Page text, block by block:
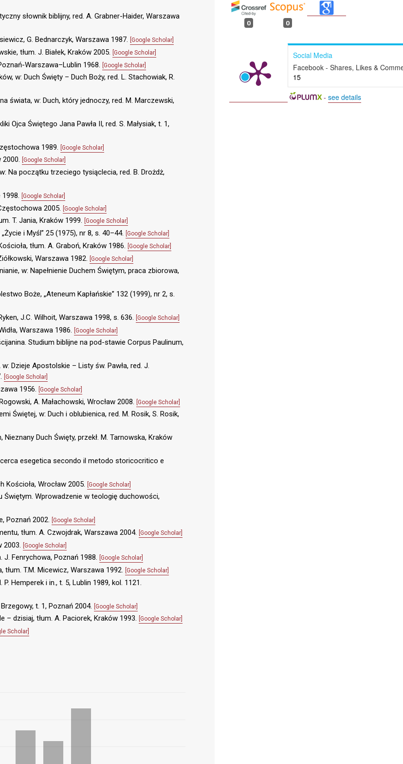
słownik biblijny, red. A. Grabner-Haider, Warszawa
G. Bednarczyk, Warszawa 1987. [Google Scholar]
tłum. J. Białek, Kraków 2005. [Google Scholar]
Warszawa–Lublin 1968. [Google Scholar]
w: Duch Święty – Duch Boży, red. L. Stachowiak, R.
świata, w: Duch, który jednoczy, red. M. Marczewski,
Ojca Świętego Jana Pawła II, red. S. Małysiak, t. 1,
1989. [Google Scholar]
2000. [Google Scholar]
Na początku trzeciego tysiąclecia, red. B. Drożdż,
[Google Scholar]
2005. [Google Scholar]
T. Jania, Kraków 1999. [Google Scholar]
i Myśl” 25 (1975), nr 8, s. 40–44. [Google Scholar]
tłum. A. Graboń, Kraków 1986. [Google Scholar]
Warszawa 1982. [Google Scholar]
w: Napełnienie Duchem Świętym, praca zbiorowa,
Boże, „Ateneum Kapłańskie” 132 (1999), nr 2, s.
J.C. Wilhoit, Warszawa 1998, s. 636. [Google Scholar]
Warszawa 1986. [Google Scholar]
Studium biblijne na pod-stawie Corpus Paulinum,
Dzieje Apostolskie – Listy św. Pawła, red. J.
[Google Scholar]
1956. [Google Scholar]
A. Małachowski, Wrocław 2008. [Google Scholar]
Świętej, w: Duch i oblubienica, red. M. Rosik, S. Rosik,
Duch Święty, przekł. M. Tarnowska, Kraków
esegetica secondo il metodo storicocritico e
Wrocław 2005. [Google Scholar]
Świętym. Wprowadzenie w teologię duchowości,
Poznań 2002. [Google Scholar]
tłum. A. Czwojdrak, Warszawa 2004. [Google Scholar]
2003. [Google Scholar]
J. Fenrychowa, Poznań 1988. [Google Scholar]
T.M. Micewicz, Warszawa 1992. [Google Scholar]
Hemperek i in., t. 5, Lublin 1989, kol. 1121.
t. 1, Poznań 2004. [Google Scholar]
– dzisiaj, tłum. A. Paciorek, Kraków 1993. [Google Scholar]
Scholar]
0 0
Social Media
Facebook - Shares, Likes &
15
- see details